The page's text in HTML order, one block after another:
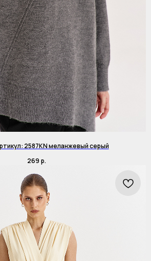
2587KN меланжевый серый
269 р.